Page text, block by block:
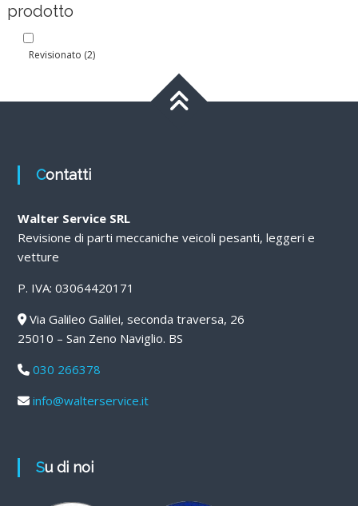
prodotto
Revisionato (2)
Contatti
Walter Service SRL
Revisione di parti meccaniche veicoli pesanti, leggeri e
vetture
P. IVA: 03064420171
Via Galileo Galilei, seconda traversa, 26
25010 – San Zeno Naviglio. BS
030 266378
info@walterservice.it
Su di noi